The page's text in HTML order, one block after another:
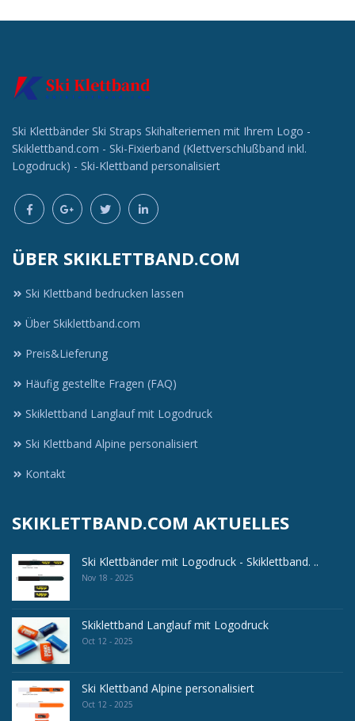
anfragen
anfragen
Ski Klettbänder Ski Straps Skihalteriemen mit Ihrem Logo -
Skiklettband.com - Ski-Fixierband (Klettverschlußband inkl.
Logodruck) - Ski-Klettband personalisiert
ÜBER SKIKLETTBAND.COM
Ski Klettband bedrucken lassen
Über Skiklettband.com
Preis&Lieferung
Häufig gestellte Fragen (FAQ)
Skiklettband Langlauf mit Logodruck
Ski Klettband Alpine personalisiert
Kontakt
SKIKLETTBAND.COM AKTUELLES
Ski Klettbänder mit Logodruck - Skiklettband. ..
Nov 18 - 2025
Skiklettband Langlauf mit Logodruck
Oct 12 - 2025
Ski Klettband Alpine personalisiert
Oct 12 - 2025